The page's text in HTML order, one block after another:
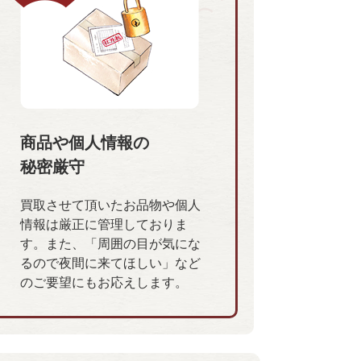
商品や個人情報の
秘密厳守
買取させて頂いたお品物や個人
情報は厳正に管理しておりま
す。また、「周囲の目が気にな
るので夜間に来てほしい」など
のご要望にもお応えします。